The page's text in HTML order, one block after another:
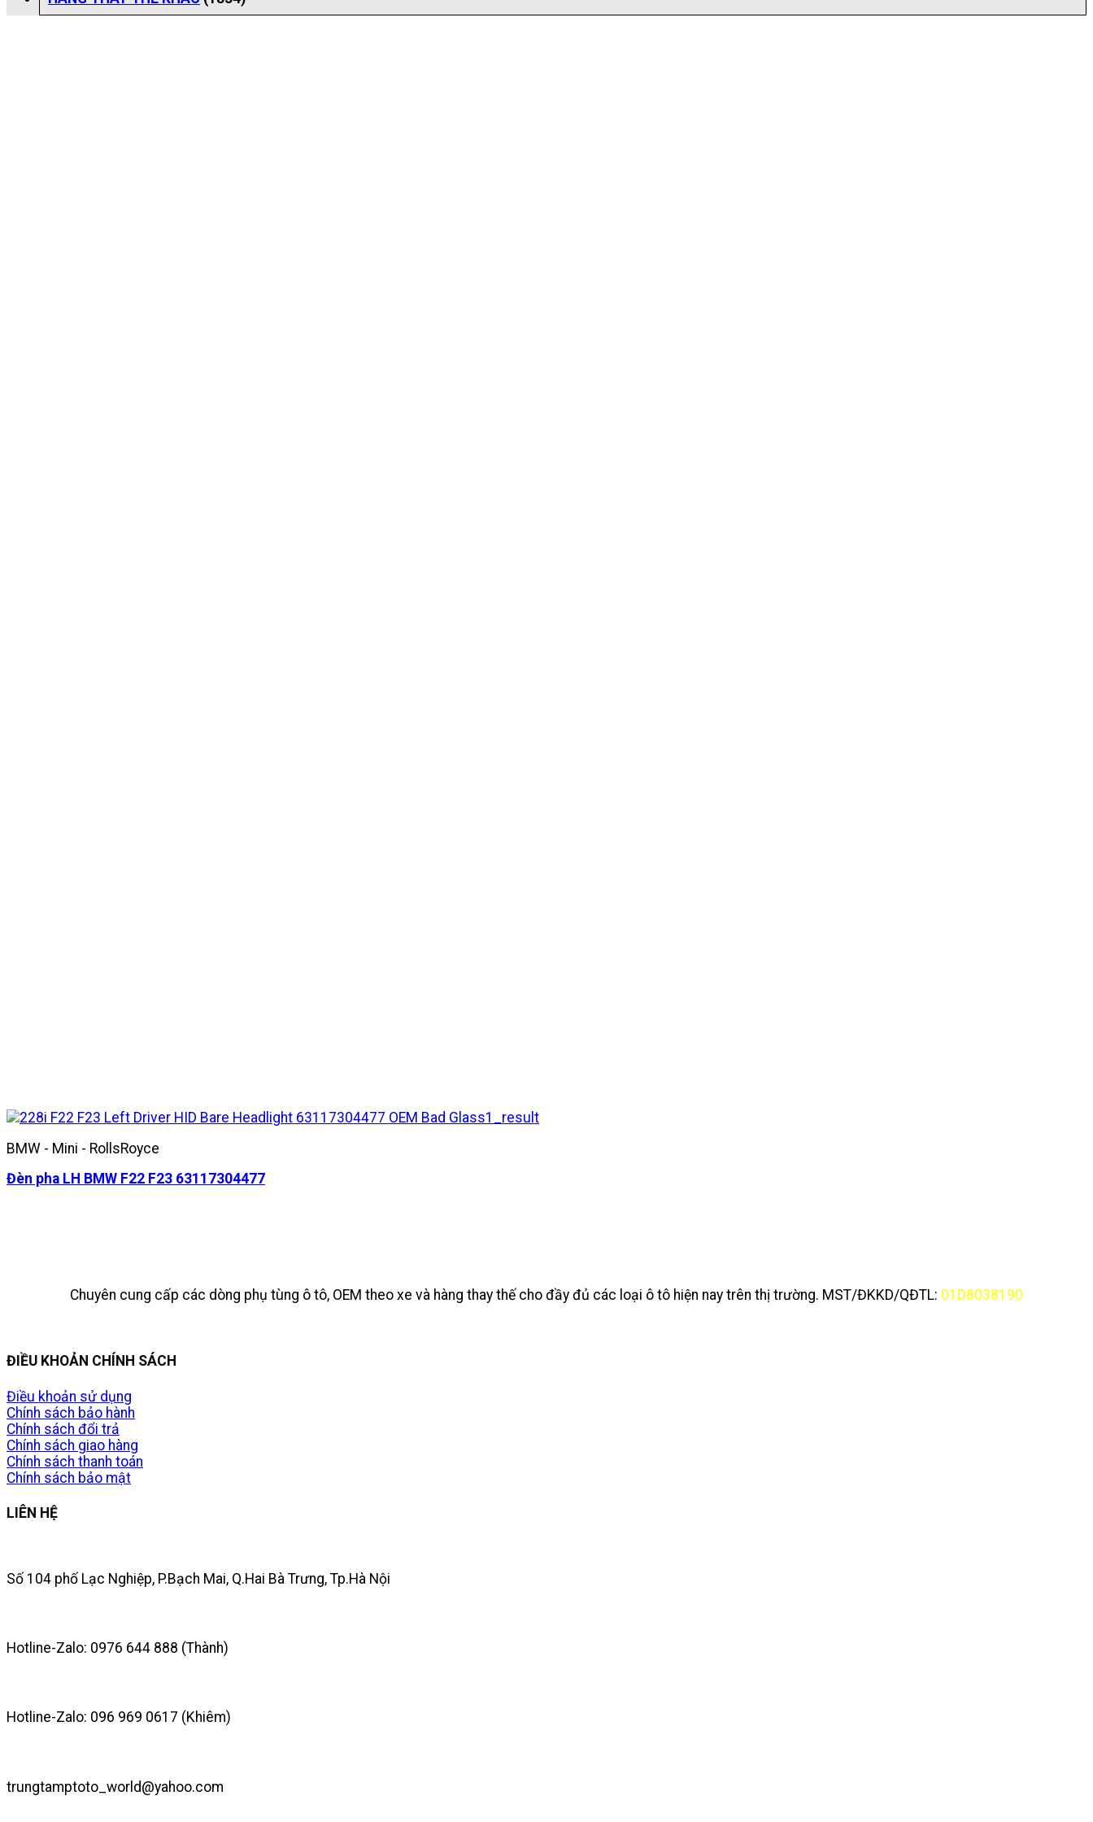
BMW - Mini - RollsRoyce
Đèn pha LH BMW F22 F23 63117304477
Chuyên cung cấp các dòng phụ tùng ô tô, OEM theo xe và hàng thay thế cho đầy đủ các loại ô tô hiện nay trên thị trường. MST/ĐKKD/QĐTL: 01D8038190
ĐIỀU KHOẢN CHÍNH SÁCH
Điều khoản sử dụng
Chính sách bảo hành
Chính sách đổi trả
Chính sách giao hàng
Chính sách thanh toán
Chính sách bảo mật
LIÊN HỆ
Số 104 phố Lạc Nghiệp, P.Bạch Mai, Q.Hai Bà Trưng, Tp.Hà Nội
Hotline-Zalo: 0976 644 888 (Thành)
Hotline-Zalo: 096 969 0617 (Khiêm)
trungtamptoto_world@yahoo.com